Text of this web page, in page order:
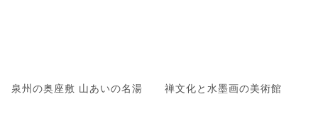
泉州の奥座敷 山あいの名湯 禅文化と水墨画の美術館